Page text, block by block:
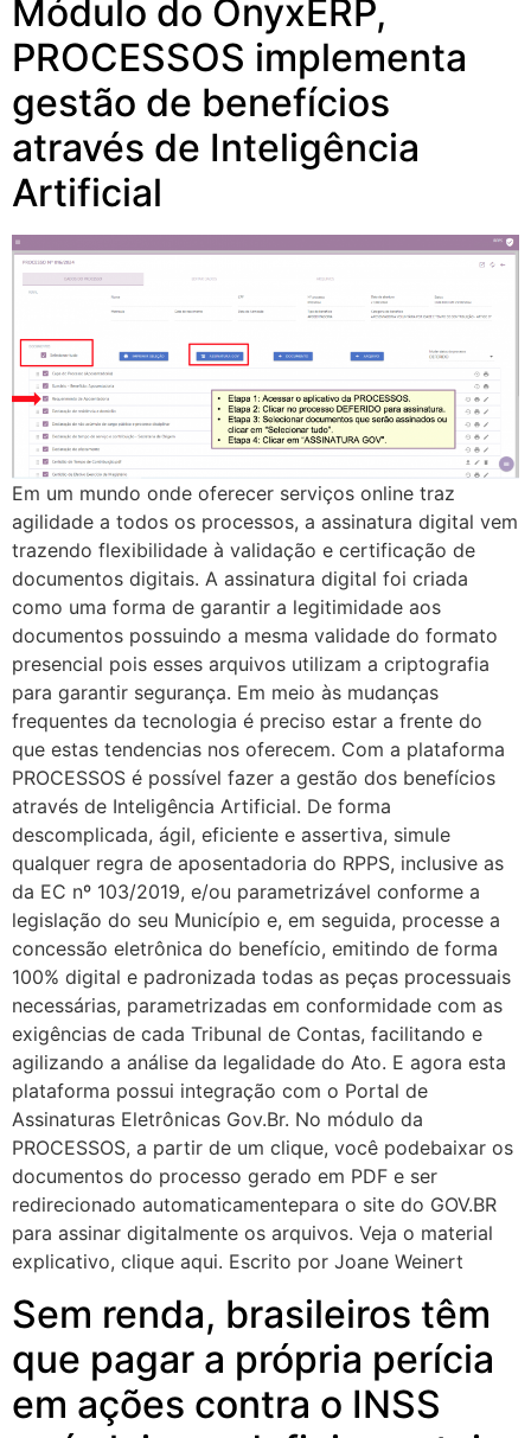
Módulo do OnyxERP,
PROCESSOS implementa
gestão de benefícios
através de Inteligência
Artificial
Em um mundo onde oferecer serviços online traz
agilidade a todos os processos, a assinatura digital vem
trazendo flexibilidade à validação e certificação de
documentos digitais. A assinatura digital foi criada
como uma forma de garantir a legitimidade aos
documentos possuindo a mesma validade do formato
presencial pois esses arquivos utilizam a criptografia
para garantir segurança. Em meio às mudanças
frequentes da tecnologia é preciso estar a frente do
que estas tendencias nos oferecem. Com a plataforma
PROCESSOS é possível fazer a gestão dos benefícios
através de Inteligência Artificial. De forma
descomplicada, ágil, eficiente e assertiva, simule
qualquer regra de aposentadoria do RPPS, inclusive as
da EC nº 103/2019, e/ou parametrizável conforme a
legislação do seu Município e, em seguida, processe a
concessão eletrônica do benefício, emitindo de forma
100% digital e padronizada todas as peças processuais
necessárias, parametrizadas em conformidade com as
exigências de cada Tribunal de Contas, facilitando e
agilizando a análise da legalidade do Ato. E agora esta
plataforma possui integração com o Portal de
Assinaturas Eletrônicas Gov.Br. No módulo da
PROCESSOS, a partir de um clique, você podebaixar os
documentos do processo gerado em PDF e ser
redirecionado automaticamentepara o site do GOV.BR
para assinar digitalmente os arquivos. Veja o material
explicativo, clique aqui. Escrito por Joane Weinert
Sem renda, brasileiros têm
que pagar a própria perícia
em ações contra o INSS